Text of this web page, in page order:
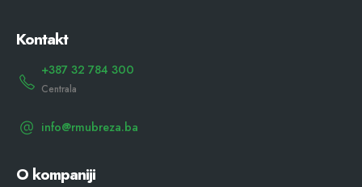
Kontakt
+387 32 784 300
Centrala
info@rmubreza.ba
O kompaniji